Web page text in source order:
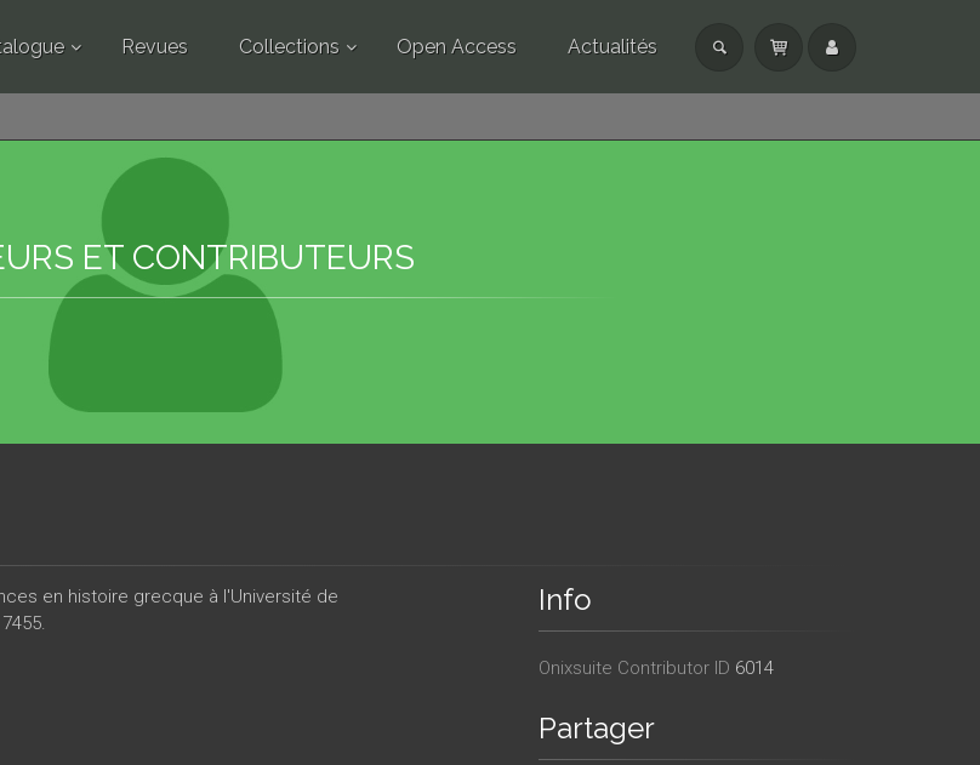
Revues Collections Open Access Actualités
ET CONTRIBUTEURS
en histoire grecque à l'Université de
Info
Onixsuite Contributor ID 6014
Partager